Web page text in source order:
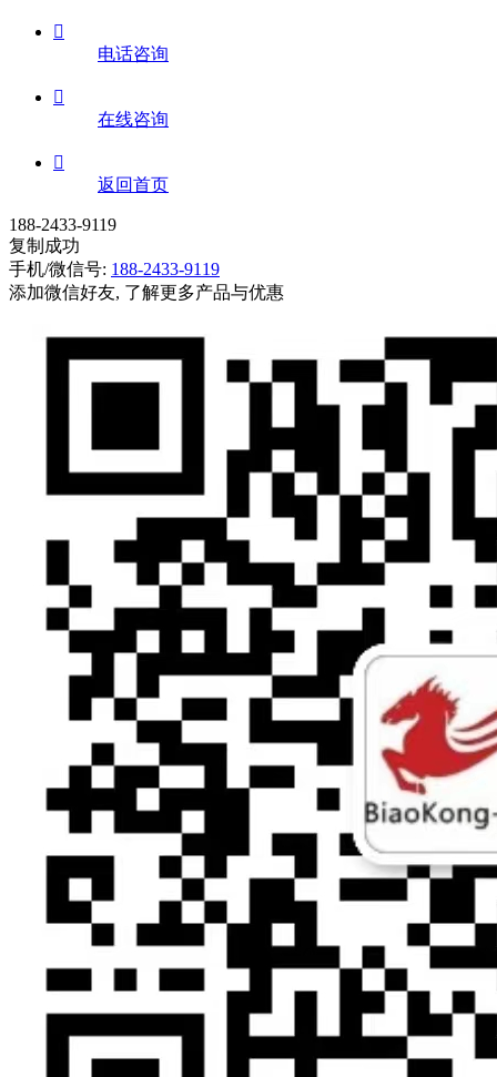

电话咨询

在线咨询

返回首页
188-2433-9119
复制成功
手机/微信号: 188-2433-9119
添加微信好友, 了解更多产品与优惠